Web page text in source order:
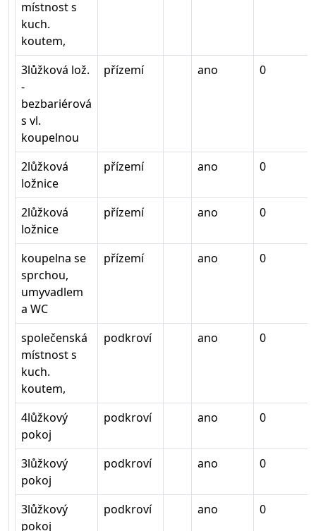
místnost s
kuch.
koutem,
3lůžková lož.
-
bezbariérová
s vl.
koupelnou
přízemí ano 0
2lůžková
ložnice
přízemí ano 0
2lůžková
ložnice
přízemí ano 0
koupelna se
sprchou,
umyvadlem
a WC
přízemí ano 0
společenská
místnost s
kuch.
koutem,
podkroví ano 0
4lůžkový
pokoj
podkroví ano 0
3lůžkový
pokoj
podkroví ano 0
3lůžkový
pokoj
podkroví ano 0